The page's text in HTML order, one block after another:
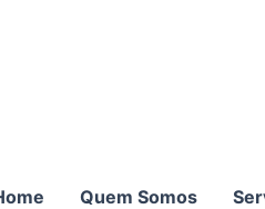
Quem Somos